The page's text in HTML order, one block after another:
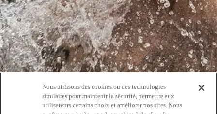
Oups!
Nous utilisons des cookies ou des technologies
similaires pour maintenir la sécurité, permettre aux
utilisateurs certains choix et améliorer nos sites. Nous